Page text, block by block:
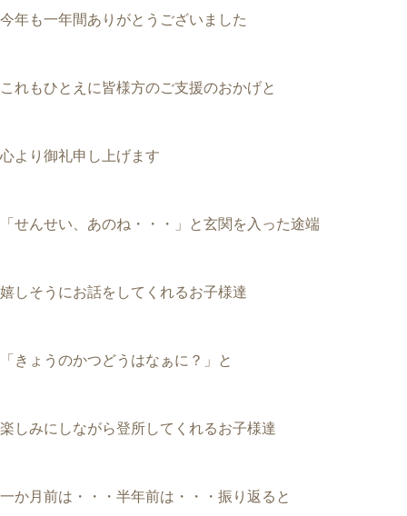
今年も一年間ありがとうございました
これもひとえに皆様方のご支援のおかげと
心より御礼申し上げます
「せんせい、あのね・・・」と玄関を入った途端
嬉しそうにお話をしてくれるお子様達
「きょうのかつどうはなぁに？」と
楽しみにしながら登所してくれるお子様達
一か月前は・・・半年前は・・・振り返ると